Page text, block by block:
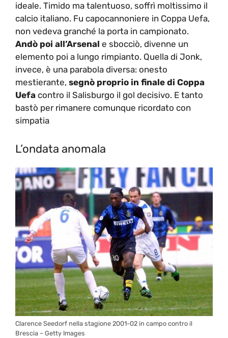
ideale. Timido ma talentuoso, soffrì moltissimo il
calcio italiano. Fu capocannoniere in Coppa Uefa,
non vedeva granché la porta in campionato.
Andò poi all’Arsenal e sbocciò, divenne un
elemento poi a lungo rimpianto. Quella di Jonk,
invece, è una parabola diversa: onesto
mestierante, segnò proprio in finale di Coppa
Uefa contro il Salisburgo il gol decisivo. E tanto
bastò per rimanere comunque ricordato con
simpatia
L’ondata anomala
Clarence Seedorf nella stagione 2001-02 in campo contro il
Brescia – Getty Images